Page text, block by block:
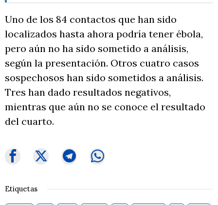
Uno de los 84 contactos que han sido
localizados hasta ahora podría tener ébola,
pero aún no ha sido sometido a análisis,
según la presentación. Otros cuatro casos
sospechosos han sido sometidos a análisis.
Tres han dado resultados negativos,
mientras que aún no se conoce el resultado
del cuarto.
Etiquetas